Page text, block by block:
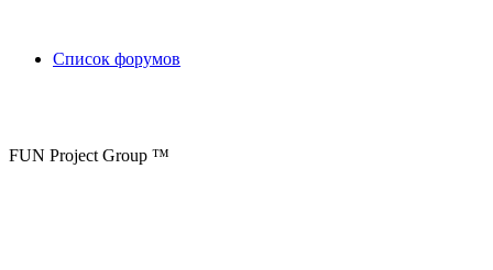
Список форумов
FUN Project Group ™